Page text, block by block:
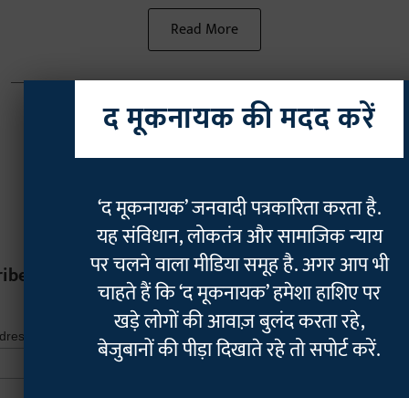
Read More
*indicates
द मूकनायक की मदद करें
‘द मूकनायक’ जनवादी पत्रकारिता करता है.
यह संविधान, लोकतंत्र और सामाजिक न्याय
पर चलने वाला मीडिया समूह है. अगर आप भी
चाहते हैं कि ‘द मूकनायक’ हमेशा हाशिए पर
खड़े लोगों की आवाज़ बुलंद करता रहे,
बेजुबानों की पीड़ा दिखाते रहे तो सपोर्ट करें.